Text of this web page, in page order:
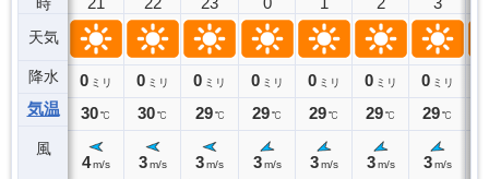
天気
降水
気温
風
0ミリ
30℃
0 ミリ
30℃
4 m/s
0 ミリ
30℃
3 m/s
0 ミリ
29 ℃
3m/s
0 ミリ
29℃
3 m/s
0 ミリ
29℃
3 m/s
0 ミリ
29℃
3 m/s
0 ミリ
29℃
3 m/s